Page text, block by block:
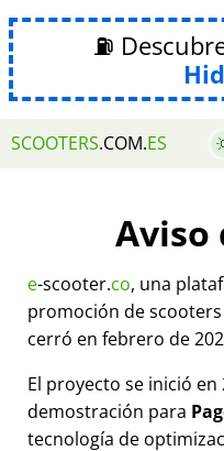
⛽
SCOOTERS.COM.ES
Aviso
e-scooter.co, una
promoción de
cerró en febrero de
El proyecto se inició
demostración para
tecnología de